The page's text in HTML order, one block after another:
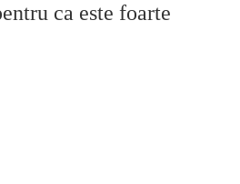
ca este foarte